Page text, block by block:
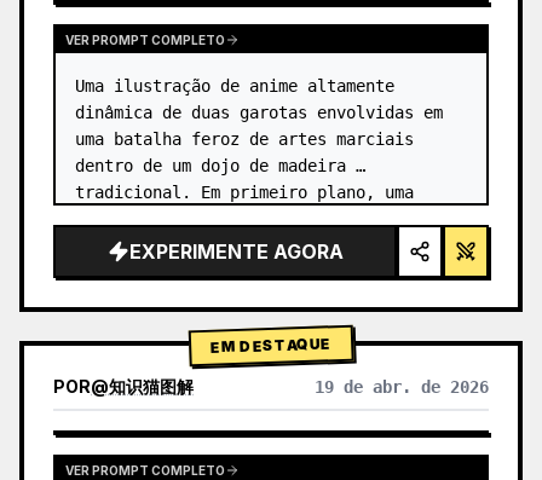
VER PROMPT COMPLETO
Uma ilustração de anime altamente
dinâmica de duas garotas envolvidas em
uma batalha feroz de artes marciais
dentro de um dojo de madeira
tradicional. Em primeiro plano, uma
hair" default="cabelo preto em um coque
alto co…
EXPERIMENTE AGORA
EM DESTAQUE
POR@知识猫图解 19 de abr. de 2026
VER PROMPT COMPLETO